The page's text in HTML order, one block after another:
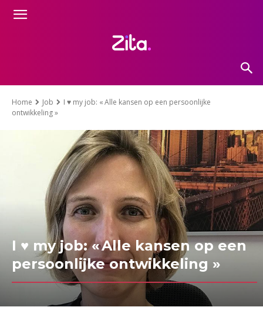
Home Job
I ♥ my job: « Alle kansen op een persoonlijke
ontwikkeling »
I ♥ my job: « Alle kansen op een
persoonlijke ontwikkeling »